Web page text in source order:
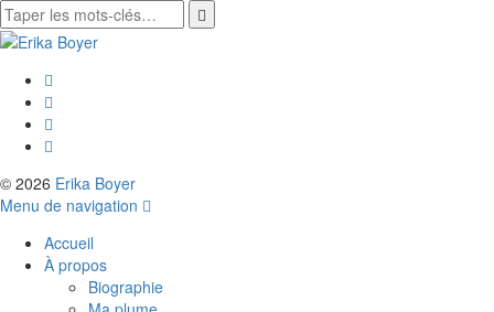
© 2026 Erika Boyer
Menu de navigation
Accueil
À propos
Biographie